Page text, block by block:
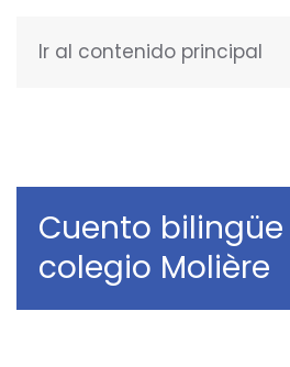
Ir al contenido principal
Cuento bilingüe
colegio Molière